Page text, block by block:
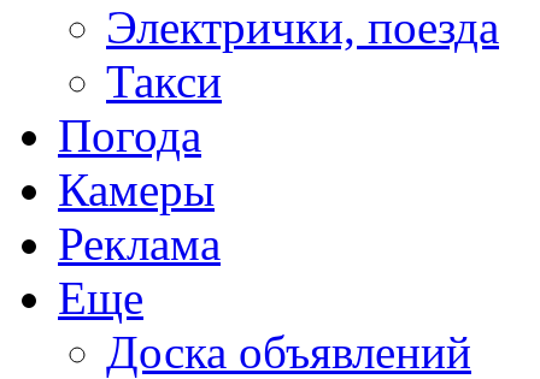
Электрички, поезда
Такси
Погода
Камеры
Реклама
Еще
Доска объявлений